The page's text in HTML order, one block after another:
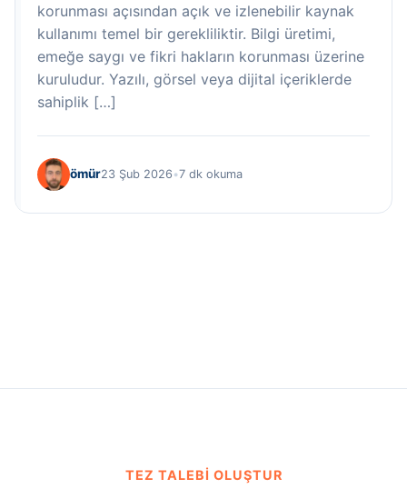
korunması açısından açık ve izlenebilir kaynak
kullanımı temel bir gerekliliktir. Bilgi üretimi,
emeğe saygı ve fikri hakların korunması üzerine
kuruludur. Yazılı, görsel veya dijital içeriklerde
sahiplik […]
ömür23 Şub 2026 •7 dk okuma
TEZ TALEBI OLUŞTUR